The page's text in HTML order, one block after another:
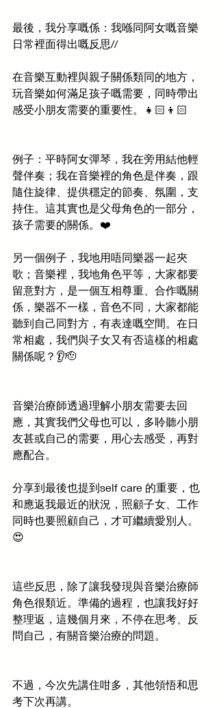
最後，我分享嘅係：我喺同阿女嘅音樂
日常裡面得出嘅反思//
在音樂互動裡與親子關係類同的地方，
玩音樂如何滿足孩子嘅需要，同時帶出
感受小朋友需要的重要性。👧🏻👦🏻
例子：平時阿女彈琴，我在旁用結他輕
聲伴奏；我在音樂裡的角色是伴奏，跟
隨住旋律、提供穩定的節奏、氛圍，支
持住。這其實也是父母角色的一部分，
孩子需要的關係。❤️
另一個例子，我地用唔同樂器一起夾
歌；音樂裡，我地角色平等，大家都要
留意對方，是一個互相尊重、合作嘅關
係，樂器不一樣，音色不同，大家都能
聽到自己同對方，有表達嘅空間。在日
常相處，我們與子女又有否這樣的相處
關係呢？👂🫡
音樂治療師透過理解小朋友需要去回
應，其實我們父母也可以，多聆聽小朋
友甚或自己的需要，用心去感受，再對
應配合。
分享到最後也提到self care 的重要，也
和應返我最近的狀況，照顧子女、工作
同時也要照顧自己，才可繼續愛別人。
😍
這些反思，除了讓我發現與音樂治療師
角色很類近。準備的過程，也讓我好好
整理返，這幾個月來，不停在思考、反
問自己，有關音樂治療的問題。
不過，今次先講住咁多，其他領悟和思
考下次再講。